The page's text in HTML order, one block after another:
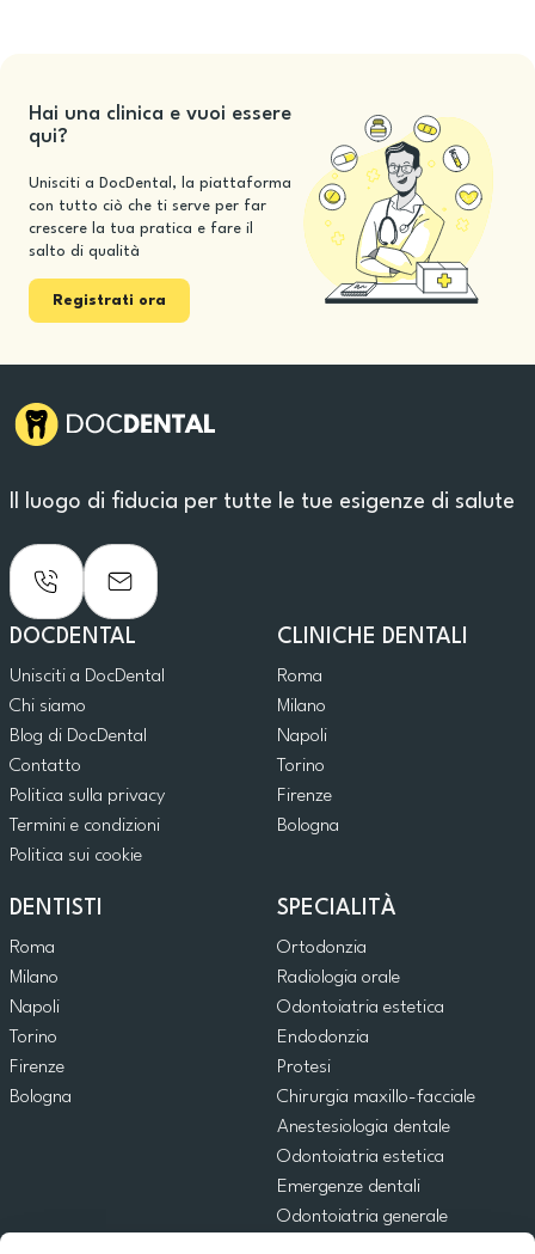
Hai una clinica e vuoi essere
qui?
Unisciti a DocDental, la piattaforma
con tutto ciò che ti serve per far
crescere la tua pratica e fare il
salto di qualità
Registrati ora
Il luogo di fiducia per tutte le tue esigenze di salute
DOCDENTAL
Unisciti a DocDental
Chi siamo
Blog di DocDental
Contatto
Politica sulla privacy
Termini e condizioni
Politica sui cookie
CLINICHE DENTALI
Roma
Milano
Napoli
Torino
Firenze
Bologna
DENTISTI
Roma
Milano
Napoli
Torino
Firenze
Bologna
SPECIALITÀ
Ortodonzia
Radiologia orale
Odontoiatria estetica
Endodonzia
Protesi
Chirurgia maxillo-facciale
Anestesiologia dentale
Odontoiatria estetica
Emergenze dentali
Odontoiatria generale